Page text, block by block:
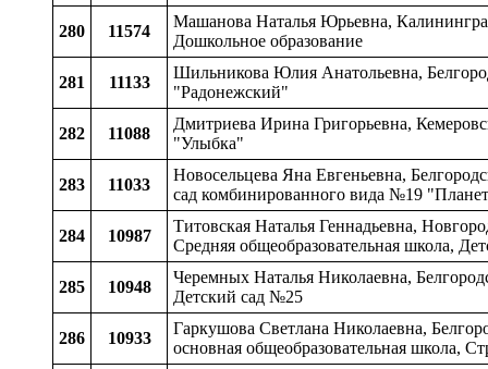
280 11574
Машанова Наталья Юрьевна,
Дошкольное образование
281 11133
Шильникова Юлия Анатольевна,
"Радонежский"
282 11088
Дмитриева Ирина Григорьевна,
"Улыбка"
283 11033
Новосельцева Яна Евгеньевна,
сад комбинированного вида №19
284 10987
Титовская Наталья Геннадьевна,
Средняя общеобразовательная школа,
285 10948
Черемных Наталья Николаевна,
Детский сад №25
286 10933
Гаркушова Светлана Николаевна,
основная общеобразовательная школа,